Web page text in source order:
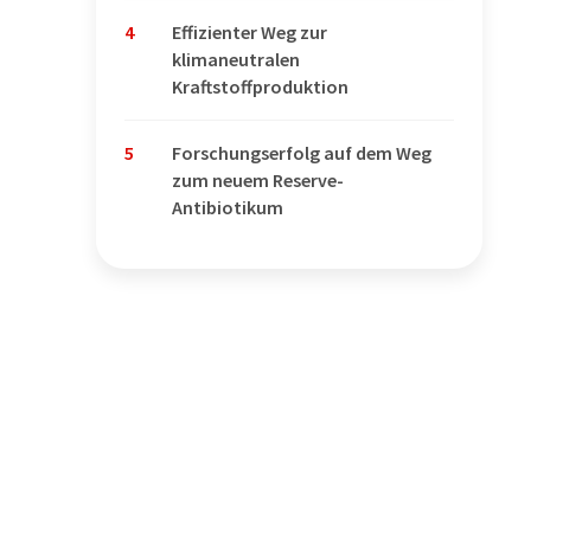
4
Effizienter Weg zur
klimaneutralen
Kraftstoffproduktion
5
Forschungserfolg auf dem Weg
zum neuem Reserve-
Antibiotikum